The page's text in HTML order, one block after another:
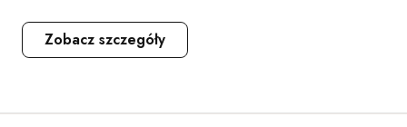
Zobacz szczegóły